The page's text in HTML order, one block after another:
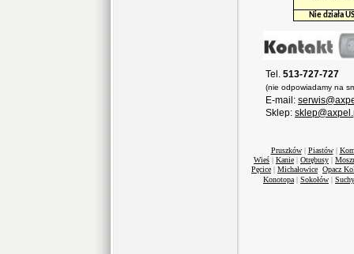
Nie działa
Tel. 513-727-727
(nie odpowiadamy na
E-mail:
Sklep:
Pruszków| Piastów|
Wieś | Kanie | Otrębusy |
Pęcice | Michałowice Opacz
Konotopa | Sokołów |